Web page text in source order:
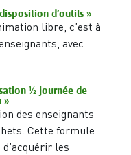
d’outils »
libre, c’est à
avec
½ journée de
»
des enseignants
Cette formule
les